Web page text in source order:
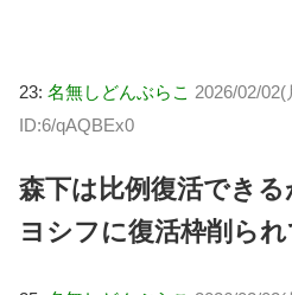
23: 名無しどんぶらこ 2026/02/02(
ID:6/qAQBEx0
森下は比例復活でき
ヨシフに復活枠削ら